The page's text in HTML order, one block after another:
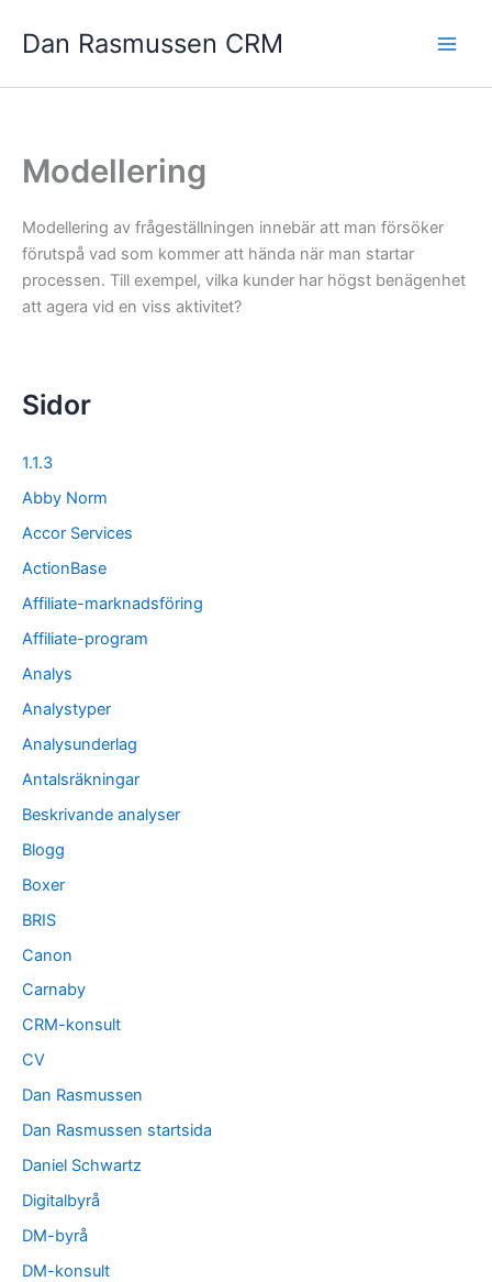
Dan Rasmussen CRM
Modellering
Modellering av frågeställningen innebär att man försöker
förutspå vad som kommer att hända när man startar
processen. Till exempel, vilka kunder har högst benägenhet
att agera vid en viss aktivitet?
Sidor
1.1.3
Abby Norm
Accor Services
ActionBase
Affiliate-marknadsföring
Affiliate-program
Analys
Analystyper
Analysunderlag
Antalsräkningar
Beskrivande analyser
Blogg
Boxer
BRIS
Canon
Carnaby
CRM-konsult
CV
Dan Rasmussen
Dan Rasmussen startsida
Daniel Schwartz
Digitalbyrå
DM-byrå
DM-konsult